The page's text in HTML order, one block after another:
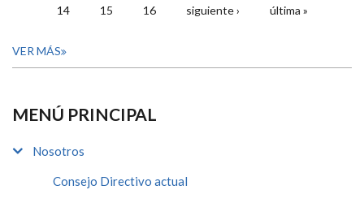
14 15 16 siguiente › última »
VER MÁS
MENÚ PRINCIPAL
Nosotros
Consejo Directivo actual